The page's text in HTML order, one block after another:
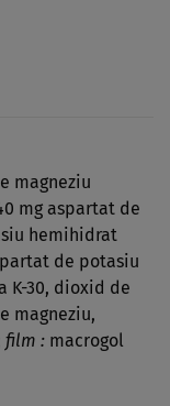
magneziu
mg aspartat de
hemihidrat
de potasiu
K-30, dioxid de
magneziu,
film : macrogol